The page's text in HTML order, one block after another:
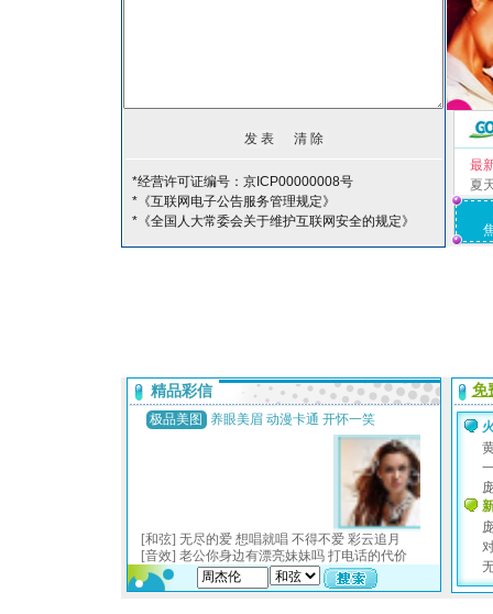
*经营许可证编号：京ICP00000008号
*《互联网电子公告服务管理规定》
*《全国人大常委会关于维护互联网安全的规定》
最
夏